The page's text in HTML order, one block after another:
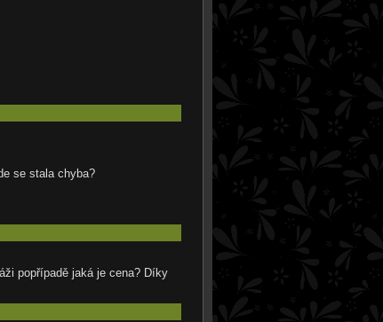
se stala chyba?
popřípadě jaká je cena? Díky